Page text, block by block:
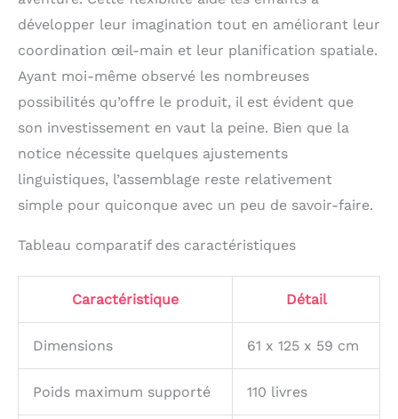
développer leur imagination tout en améliorant leur
coordination œil-main et leur planification spatiale.
Ayant moi-même observé les nombreuses
possibilités qu’offre le produit, il est évident que
son investissement en vaut la peine. Bien que la
notice nécessite quelques ajustements
linguistiques, l’assemblage reste relativement
simple pour quiconque avec un peu de savoir-faire.
Tableau comparatif des caractéristiques
Caractéristique Détail
Dimensions 61 x 125 x 59 cm
Poids maximum supporté 110 livres